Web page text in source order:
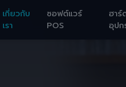
เกี่ยวกับ
เรา
ซอฟต์แวร์
POS
ฮาร์
อุป